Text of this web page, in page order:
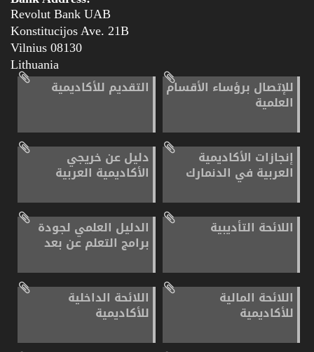
Revolut Bank UAB
Konstitucijos Ave. 21B
08130 Vilnius
Lithuania
للإتصال برؤساء الأقسام
العلمية
التقديم للأكاديمية
إنجازات الأكاديمية
العربية في الدنمارك
دليل عن خريجي
الأكاديمية العربية
اللائحة التأديبية الدليل العلمي لجودة
برامج التعلم عن بعد
اللائحة المالية
للأكاديمية
اللائحة الداخلية
للأكاديمية